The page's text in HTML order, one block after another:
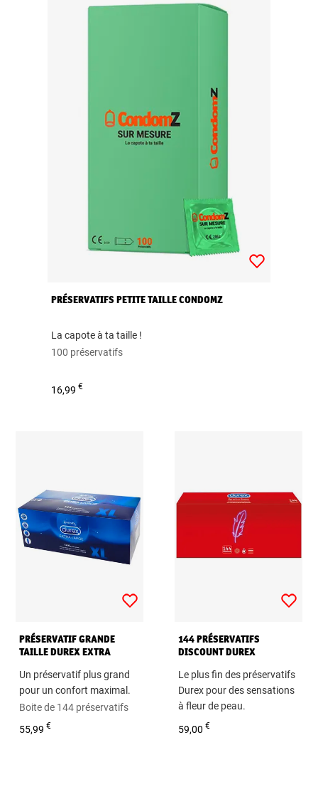
PRÉSERVATIFS PETITE TAILLE CONDOMZ
La capote à ta taille !
100 préservatifs
16,99€
PRÉSERVATIF GRANDE
TAILLE DUREX EXTRA
Un préservatif plus grand
pour un confort maximal.
Boite de 144 préservatifs
55,99€
144 PRÉSERVATIFS
DISCOUNT DUREX
Le plus fin des préservatifs
Durex pour des sensations
à fleur de peau.
Boite de 144 préservatifs
59,00€